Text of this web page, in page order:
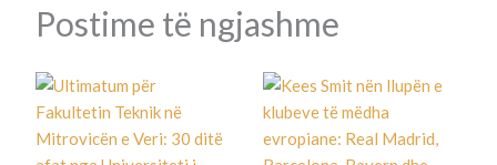
Postime të ngjashme